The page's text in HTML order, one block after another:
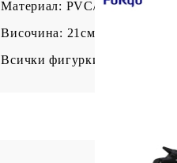
​Материал: PVC/ABS;
Височина: 21см;
Всички фигурки са